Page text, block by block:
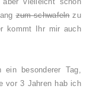
zum schwafelnzu
kommt Ihr mir auch
ein besonderer Tag,
vor 3 Jahren hab ich